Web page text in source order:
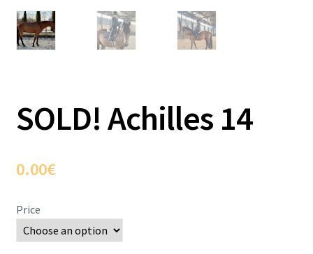
SOLD! Achilles 14
0.00€
Price